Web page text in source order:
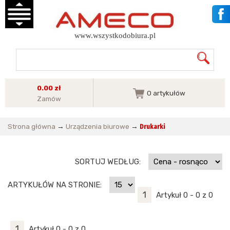
www.wszystkodobiura.pl
0.00 zł
Zamów
0 artykułów
Strona główna → Urządzenia biurowe → Drukarki
SORTUJ WEDŁUG:
ARTYKUŁÓW NA STRONIE:
1 Artykuł 0 - 0 z 0